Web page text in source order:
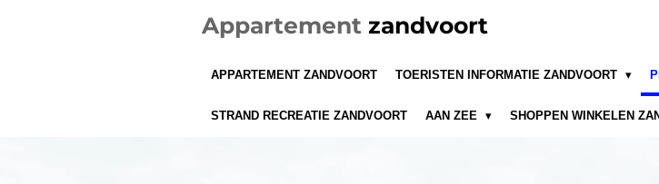
Appartement zandvoort
APPARTEMENT ZANDVOORT TOERISTEN INFORMATIE ZANDVOORT
STRAND RECREATIE ZANDVOORT AAN ZEE SHOPPEN WINKELEN